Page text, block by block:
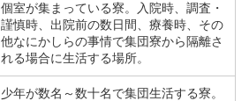
個室が集まっている寮。入院時、調査・
謹慎時、出院前の数日間、療養時、その
他なにかしらの事情で集団寮から隔離さ
れる場合に生活する場所。
少年が数名～数十名で集団生活する寮。